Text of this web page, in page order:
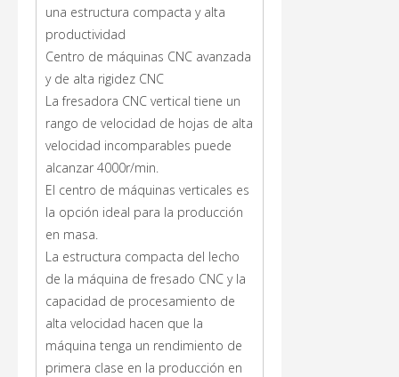
una estructura compacta y alta
productividad
Centro de máquinas CNC avanzada
y de alta rigidez CNC
La fresadora CNC vertical tiene un
rango de velocidad de hojas de alta
velocidad incomparables puede
alcanzar 4000r/min.
El centro de máquinas verticales es
la opción ideal para la producción
en masa.
La estructura compacta del lecho
de la máquina de fresado CNC y la
capacidad de procesamiento de
alta velocidad hacen que la
máquina tenga un rendimiento de
primera clase en la producción en